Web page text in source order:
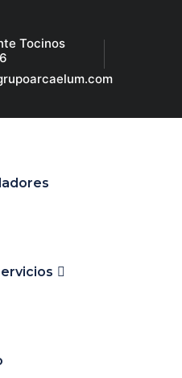
Tocinos